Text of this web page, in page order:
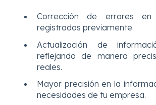
Corrección de errores en
registrados previamente.
Actualización de
reflejando de manera
reales.
Mayor precisión en la
necesidades de tu empresa.